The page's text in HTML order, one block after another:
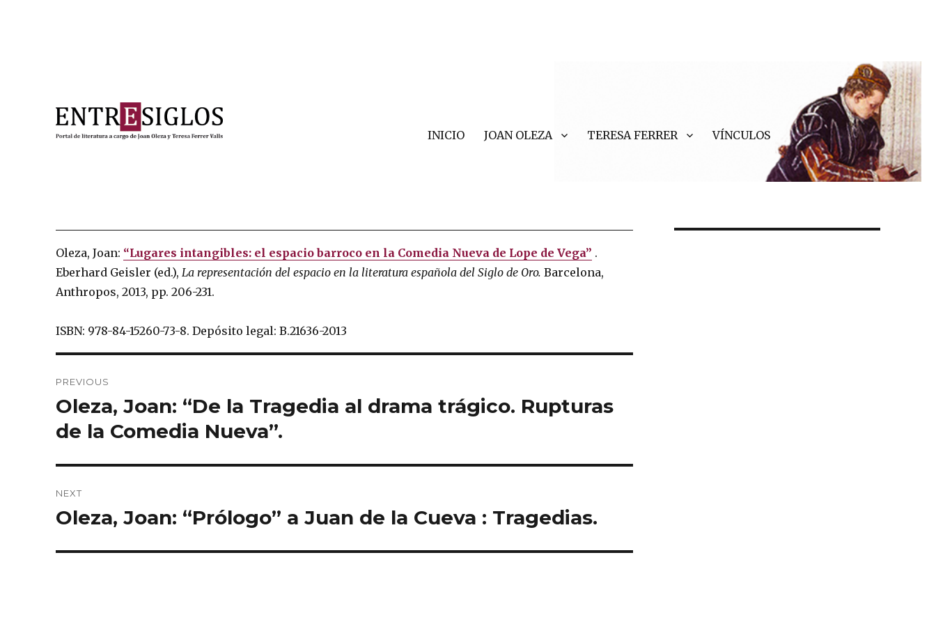
INICIO JOAN OLEZA TERESA FERRER VÍNCULOS
Oleza, Joan: “Lugares intangibles: el espacio barroco en la Comedia Nueva de Lope de Vega” .
Eberhard Geisler (ed.), La representación del espacio en la literatura española del Siglo de Oro.Barcelona, ​​
Anthropos, 2013, pp. 206-231.
ISBN: 978-84-15260-73-8.Depósito legal: B.21636-2013
navigation
PREVIOUS
Previous
post:
Oleza, Joan: “De la Tragedia al drama trágico. Rupturas
de la Comedia Nueva”.
NEXT
Next
Oleza, Joan: “Prólogo” a Juan de la Cueva : Tragedias.